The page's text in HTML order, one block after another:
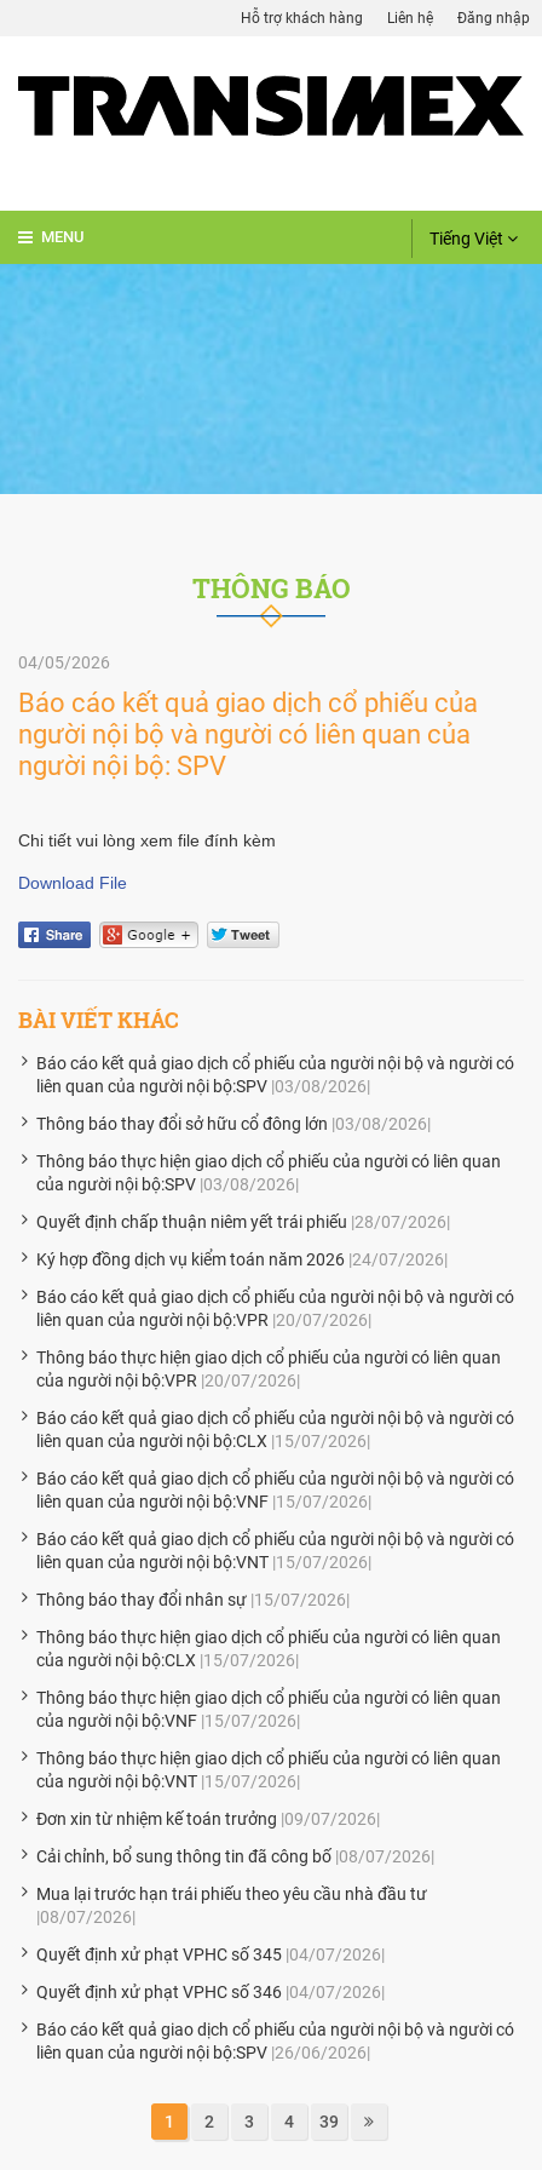
Đăng nhập
Liên hệ
Hỗ trợ khách hàng
Tiếng Việt
THÔNG BÁO
04/05/2026
Báo cáo kết quả giao dịch cổ phiếu của
người nội bộ và người có liên quan của
người nội bộ: SPV
Chi tiết vui lòng xem file đính kèm
Download File
BÀI VIẾT KHÁC
Báo cáo kết quả giao dịch cổ phiếu của người nội bộ và người có
liên quan của người nội bộ:SPV |03/08/2026|
Thông báo thay đổi sở hữu cổ đông lớn |03/08/2026|
Thông báo thực hiện giao dịch cổ phiếu của người có liên quan
của người nội bộ:SPV |03/08/2026|
Quyết định chấp thuận niêm yết trái phiếu |28/07/2026|
Ký hợp đồng dịch vụ kiểm toán năm 2026 |24/07/2026|
Báo cáo kết quả giao dịch cổ phiếu của người nội bộ và người có
liên quan của người nội bộ:VPR |20/07/2026|
Thông báo thực hiện giao dịch cổ phiếu của người có liên quan
của người nội bộ:VPR |20/07/2026|
Báo cáo kết quả giao dịch cổ phiếu của người nội bộ và người có
liên quan của người nội bộ:CLX |15/07/2026|
Báo cáo kết quả giao dịch cổ phiếu của người nội bộ và người có
liên quan của người nội bộ:VNF |15/07/2026|
Báo cáo kết quả giao dịch cổ phiếu của người nội bộ và người có
liên quan của người nội bộ:VNT |15/07/2026|
Thông báo thay đổi nhân sự |15/07/2026|
Thông báo thực hiện giao dịch cổ phiếu của người có liên quan
của người nội bộ:CLX |15/07/2026|
Thông báo thực hiện giao dịch cổ phiếu của người có liên quan
của người nội bộ:VNF |15/07/2026|
Thông báo thực hiện giao dịch cổ phiếu của người có liên quan
của người nội bộ:VNT |15/07/2026|
Đơn xin từ nhiệm kế toán trưởng |09/07/2026|
Cải chỉnh, bổ sung thông tin đã công bố |08/07/2026|
Mua lại trước hạn trái phiếu theo yêu cầu nhà đầu tư
|08/07/2026|
Quyết định xử phạt VPHC số 345 |04/07/2026|
Quyết định xử phạt VPHC số 346 |04/07/2026|
Báo cáo kết quả giao dịch cổ phiếu của người nội bộ và người có
liên quan của người nội bộ:SPV |26/06/2026|
1 2 3 4 39